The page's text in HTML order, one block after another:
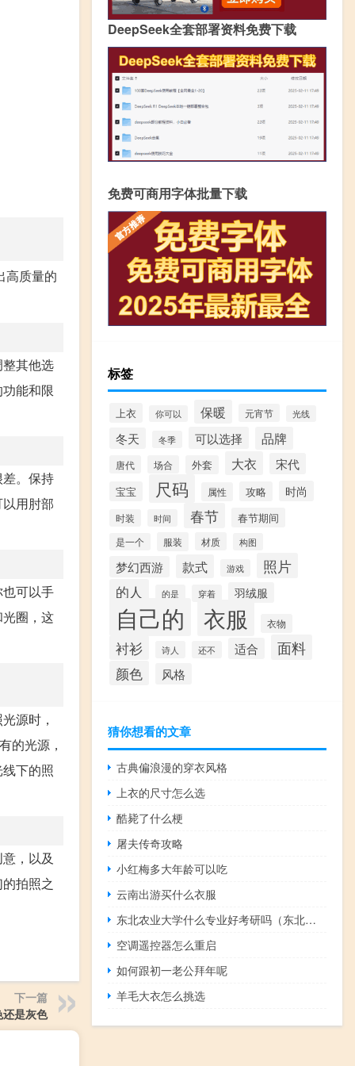
高质量的
其他选
能和限
。保持
用肘部
可以手
圈，这
源时，
的光源，
下的照
，以及
拍照之
下一篇
是灰色
DeepSeek全套部署资料免费下载
免费可商用字体批量下载
标签
上衣 你可以 保暖 元宵节 光线
冬天 冬季 可以选择 品牌
唐代 场合 外套 大衣 宋代
宝宝 尺码 属性 攻略 时尚
时装 时间 春节 春节期间
是一个 服装 材质 构图
梦幻西游 款式 游戏 照片
的人 的是 穿着 羽绒服
自己的 衣服 衣物
衬衫 诗人 还不 适合 面料
颜色 风格
猜你想看的文章
古典偏浪漫的穿衣风格
上衣的尺寸怎么选
酷毙了什么梗
屠夫传奇攻略
小红梅多大年龄可以吃
云南出游买什么衣服
东北农业大学什么专业好考研吗（东北农业大学什么专业好）
空调遥控器怎么重启
如何跟初一老公拜年呢
羊毛大衣怎么挑选